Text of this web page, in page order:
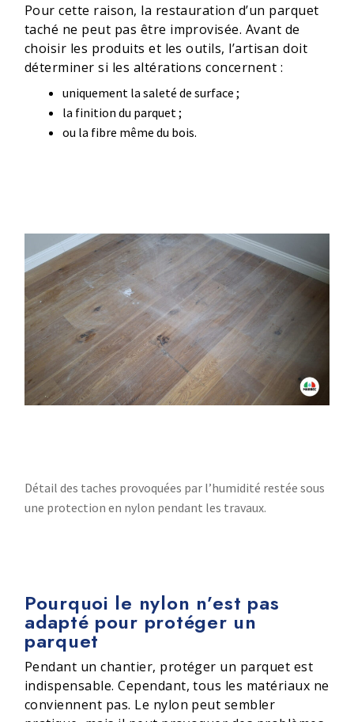
Pour cette raison, la restauration d’un parquet
taché ne peut pas être improvisée. Avant de
choisir les produits et les outils, l’artisan doit
déterminer si les altérations concernent :
uniquement la saleté de surface ;
la finition du parquet ;
ou la fibre même du bois.
Détail des taches provoquées par l’humidité restée sous
une protection en nylon pendant les travaux.
Pourquoi le nylon n’est pas
adapté pour protéger un
parquet
Pendant un chantier, protéger un parquet est
indispensable. Cependant, tous les matériaux ne
conviennent pas. Le nylon peut sembler